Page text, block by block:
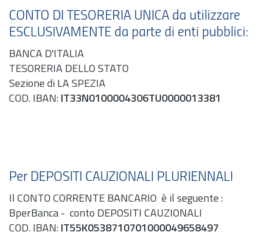
CONTO DI TESORERIA UNICA da utilizzare
ESCLUSIVAMENTE da parte di enti pubblici:
BANCA D'ITALIA
TESORERIA DELLO STATO
Sezione di LA SPEZIA
COD. IBAN: IT33N0100004306TU0000013381
Per DEPOSITI CAUZIONALI PLURIENNALI
Il CONTO CORRENTE BANCARIO è il seguente :
BperBanca - conto DEPOSITI CAUZIONALI
COD. IBAN: IT55K0538710701000049658497